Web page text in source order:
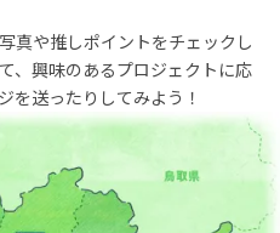
真や推しポイントをチェックし
、興味のあるプロジェクトに応
を送ったりしてみよう！